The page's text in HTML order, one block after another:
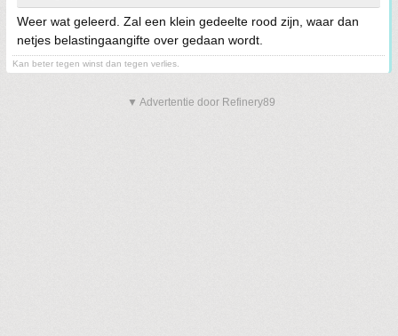
Weer wat geleerd. Zal een klein gedeelte rood zijn, waar dan
netjes belastingaangifte over gedaan wordt.
Kan beter tegen winst dan tegen verlies.
▼ Advertentie door Refinery89